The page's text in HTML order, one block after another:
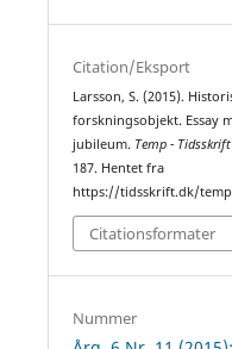
Citation/Eksport
Larsson, S. (2015).
forskningsobjekt. Essay
jubileum. Temp -
187. Hentet fra
https://tidsskrift.dk/
Citationsformater
Nummer